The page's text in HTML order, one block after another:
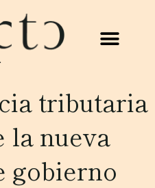
tributaria
la nueva
gobierno